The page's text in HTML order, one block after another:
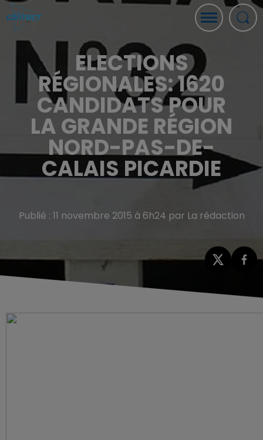
ELECTIONS
RÉGIONALES: 1620
CANDIDATS POUR
LA GRANDE RÉGION
NORD-PAS-DE-
CALAIS PICARDIE
Publié : 11 novembre 2015 à 6h24 par La rédaction